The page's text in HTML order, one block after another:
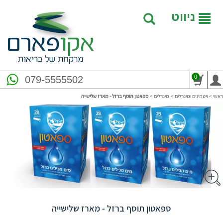
ניווט
079-5555502 0
ראשי > ויטמינים ומינרלים > מינרלים > ספאטון תוסף ברזל - מארז שלישייה
ספאטון תוסף ברזל - מארז שלישייה